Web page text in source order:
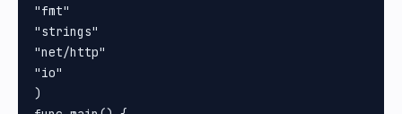
"fmt"
"strings"
"net/http"
"io"
)